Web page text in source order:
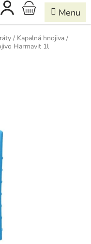
NÁKUPNÍ
KOŠÍK
/ Kapalná hnojiva /
Harmavit 1l